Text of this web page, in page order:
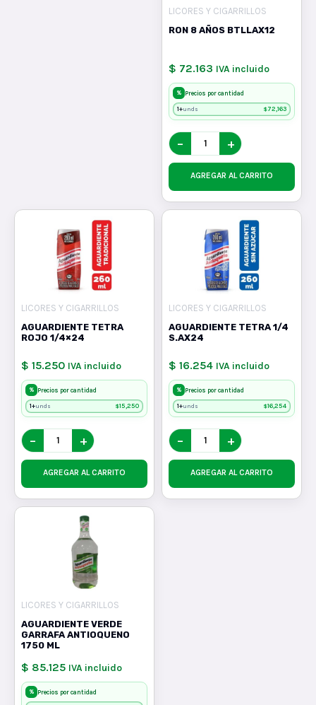
LICORES Y CIGARRILLOS
RON 8 AÑOS BTLLAX12
$ 72.163 IVA incluido
% Precios por cantidad
1+unds $72,163
− +
AGREGAR AL CARRITO
LICORES Y CIGARRILLOS
AGUARDIENTE TETRA
ROJO 1/4×24
$ 15.250 IVA incluido
% Precios por cantidad
1+unds $15,250
− +
AGREGAR AL CARRITO
LICORES Y CIGARRILLOS
AGUARDIENTE TETRA 1/4
S.AX24
$ 16.254 IVA incluido
% Precios por cantidad
1+unds $16,254
− +
AGREGAR AL CARRITO
LICORES Y CIGARRILLOS
AGUARDIENTE VERDE
GARRAFA ANTIOQUENO
1750 ML
$ 85.125 IVA incluido
% Precios por cantidad